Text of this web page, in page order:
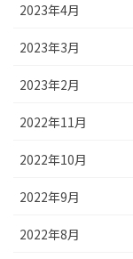
2023年4月
2023年3月
2023年2月
2022年11月
2022年10月
2022年9月
2022年8月